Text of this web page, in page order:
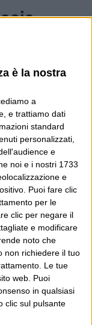
è la nostra
a
e trattiamo dati
standard
personalizzati,
e
noi e i nostri 1733
e
Puoi fare clic
per le
clic per negare il
e modificare
noto che
non richiedere il tuo
Le tue
web. Puoi
in qualsiasi
clic sul pulsante
che sta
Nel
“Gli errori di
e Massimo